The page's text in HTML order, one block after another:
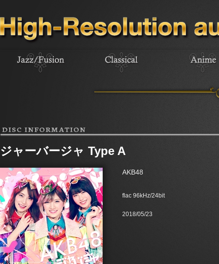
DISC INFORMATION
ジャーバージャ Type A
AKB48
flac 96kHz/24bit
2018/05/23